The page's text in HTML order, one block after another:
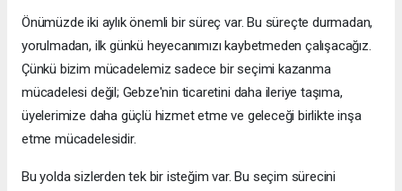
Önümüzde iki aylık önemli bir süreç var. Bu süreçte durmadan,
yorulmadan, ilk günkü heyecanımızı kaybetmeden çalışacağız.
Çünkü bizim mücadelemiz sadece bir seçimi kazanma
mücadelesi değil; Gebze'nin ticaretini daha ileriye taşıma,
üyelerimize daha güçlü hizmet etme ve geleceği birlikte inşa
etme mücadelesidir.
Bu yolda sizlerden tek bir isteğim var. Bu seçim sürecini